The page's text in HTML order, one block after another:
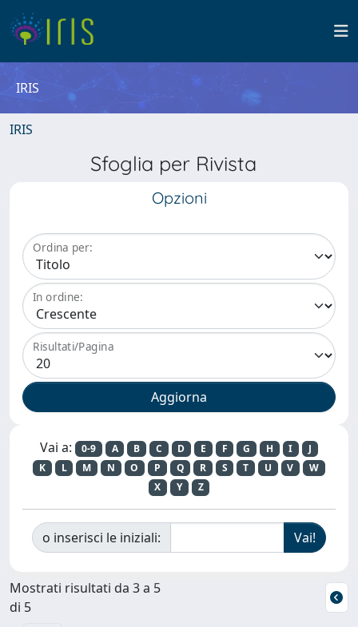
IRIS
IRIS
Sfoglia per Rivista
Opzioni
Ordina per:
In ordine:
Risultati/Pagina
Vai a: 0-9 A B C D E F G H I
J
K
L M N O P Q R S T U V
W
X
Y Z
o inserisci le iniziali:
Mostrati risultati da 3 a 5
di 5